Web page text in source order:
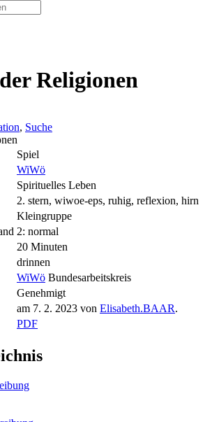
Religionen
, Suche
Spiel
WiWö
Spirituelles Leben
2. stern, wiwoe-eps, ruhig, reflexion, hirn
Kleingruppe
2: normal
20 Minuten
drinnen
WiWö Bundesarbeitskreis
Genehmigt
am 7. 2. 2023 von Elisabeth.BAAR.
PDF